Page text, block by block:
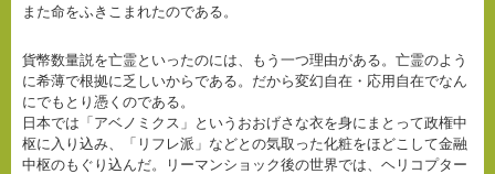
また命をふきこまれたのである。
貨幣数量説を亡霊といったのには、もう一つ理由がある。亡霊のよう
に希薄で根拠に乏しいからである。だから変幻自在・応用自在でなん
にでもとり憑くのである。
日本では「アベノミクス」というおおげさな衣を身にまとって政権中
枢に入り込み、「リフレ派」などとの気取った化粧をほどこして金融
中枢のもぐり込んだ。リーマンショック後の世界では、ヘリコプター